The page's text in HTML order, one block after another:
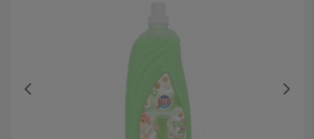
Previous